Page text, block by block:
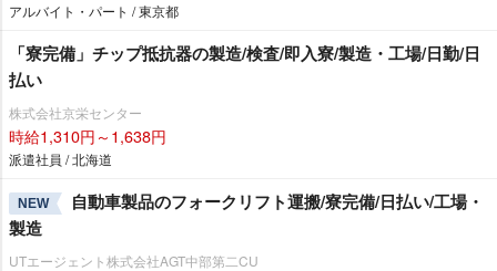
アルバイト・パート / 東京都
「寮完備」チップ抵抗器の製造/検査/即入寮/製造・工場/日勤/日
払い
株式会社京栄センター
時給1,310円～1,638円
派遣社員 / 北海道
NEW
自動車製品のフォークリフト運搬/寮完備/日払い/工場・
製造
UTエージェント株式会社AGT中部第二CU